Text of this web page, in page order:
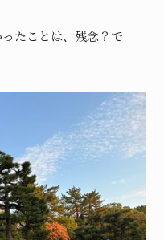
たことは、残念？で